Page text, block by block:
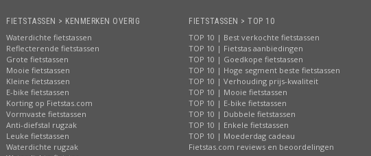
FIETSTASSEN > KENMERKEN OVERIG
Waterdichte fietstassen
Reflecterende fietstassen
Grote fietstassen
Mooie fietstassen
Kleine fietstassen
E-bike fietstassen
Korting op Fietstas.com
Vormvaste fietstassen
Anti-diefstal rugzak
Leuke fietstassen
Waterdichte rugzak
FIETSTASSEN > TOP 10
TOP 10 | Best verkochte fietstassen
TOP 10 | Fietstas aanbiedingen
TOP 10 | Goedkope fietstassen
TOP 10 | Hoge segment beste fietstassen
TOP 10 | Verhouding prijs-kwaliteit
TOP 10 | Mooie fietstassen
TOP 10 | E-bike fietstassen
TOP 10 | Dubbele fietstassen
TOP 10 | Enkele fietstassen
TOP 10 | Moederdag cadeau
Fietstas.com reviews en beoordelingen